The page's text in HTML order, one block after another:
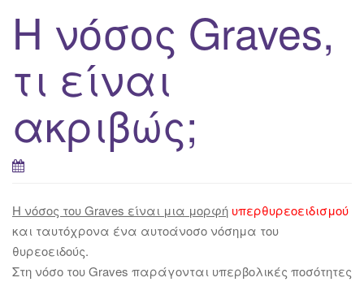
Η νόσος Graves,
τι είναι
ακριβώς;
Η νόσος του Graves είναι μια μορφή υπερθυρεοειδισμού
και ταυτόχρονα ένα αυτοάνοσο νόσημα του
θυρεοειδούς.
Στη νόσο του Graves παράγονται υπερβολικές ποσότητες